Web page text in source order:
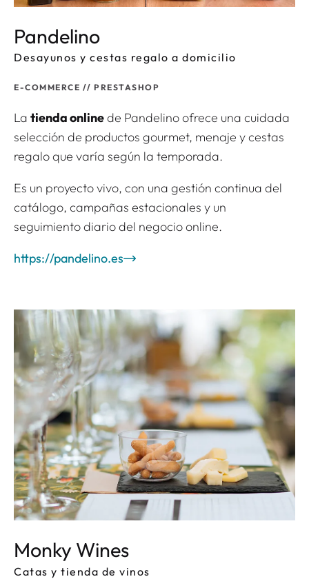
Pandelino
Desayunos y cestas regalo a domicilio
E-COMMERCE // PRESTASHOP
La tienda onlinede Pandelino ofrece una cuidada
selección de productos gourmet, menaje y cestas
regalo que varía según la temporada.
Es un proyecto vivo, con una gestión continua del
catálogo, campañas estacionales y un
seguimiento diario del negocio online.
https://pandelino.es
Monky Wines
Catas y tienda de vinos